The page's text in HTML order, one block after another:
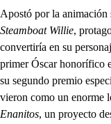
Apostó por la animación
Steamboat Willie,
convertiría en su
primer Óscar honorífico
su segundo premio
vieron como un enorme
Enanitos, un proyecto